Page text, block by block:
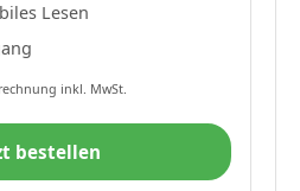
Lesen
inkl. MwSt.
bestellen